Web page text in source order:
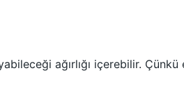
ağırlığı içerebilir.